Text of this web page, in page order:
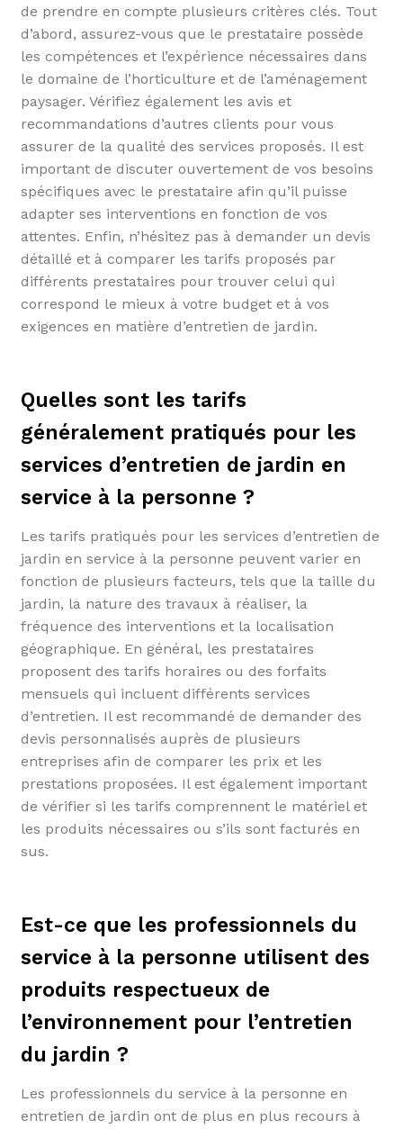
de prendre en compte plusieurs critères clés. Tout
d’abord, assurez-vous que le prestataire possède
les compétences et l’expérience nécessaires dans
le domaine de l’horticulture et de l’aménagement
paysager. Vérifiez également les avis et
recommandations d’autres clients pour vous
assurer de la qualité des services proposés. Il est
important de discuter ouvertement de vos besoins
spécifiques avec le prestataire afin qu’il puisse
adapter ses interventions en fonction de vos
attentes. Enfin, n’hésitez pas à demander un devis
détaillé et à comparer les tarifs proposés par
différents prestataires pour trouver celui qui
correspond le mieux à votre budget et à vos
exigences en matière d’entretien de jardin.
Quelles sont les tarifs
généralement pratiqués pour les
services d’entretien de jardin en
service à la personne ?
Les tarifs pratiqués pour les services d’entretien de
jardin en service à la personne peuvent varier en
fonction de plusieurs facteurs, tels que la taille du
jardin, la nature des travaux à réaliser, la
fréquence des interventions et la localisation
géographique. En général, les prestataires
proposent des tarifs horaires ou des forfaits
mensuels qui incluent différents services
d’entretien. Il est recommandé de demander des
devis personnalisés auprès de plusieurs
entreprises afin de comparer les prix et les
prestations proposées. Il est également important
de vérifier si les tarifs comprennent le matériel et
les produits nécessaires ou s’ils sont facturés en
sus.
Est-ce que les professionnels du
service à la personne utilisent des
produits respectueux de
l’environnement pour l’entretien
du jardin ?
Les professionnels du service à la personne en
entretien de jardin ont de plus en plus recours à